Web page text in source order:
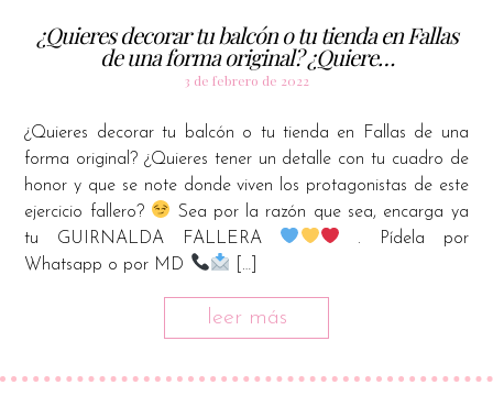
¿Quieres decorar tu balcón o tu tienda en Fallas
de una forma original? ¿Quiere…
3 de febrero de 2022
¿Quieres decorar tu balcón o tu tienda en Fallas de una
forma original? ¿Quieres tener un detalle con tu cuadro de
honor y que se note donde viven los protagonistas de este
ejercicio fallero?
Sea por la razón que sea, encarga ya
tu GUIRNALDA FALLERA
. Pídela por
Whatsapp o por MD
[…]
leer más